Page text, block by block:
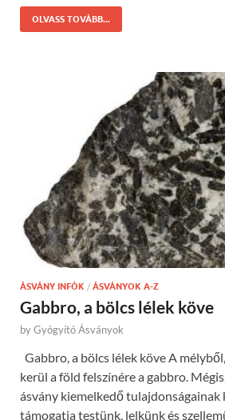
OLVASS TOVÁBB...
ÁSVÁNY INFÓK / ÁSVÁNYOK A-Z
Gabbro, a bölcs lélek köve
byGyógyító Ásványok
Gabbro, a bölcs lélek köve A
kerül a föld felszínére a gabbro.
ásvány kiemelkedő tulajdonságainak
támogatja testünk, lelkünk és